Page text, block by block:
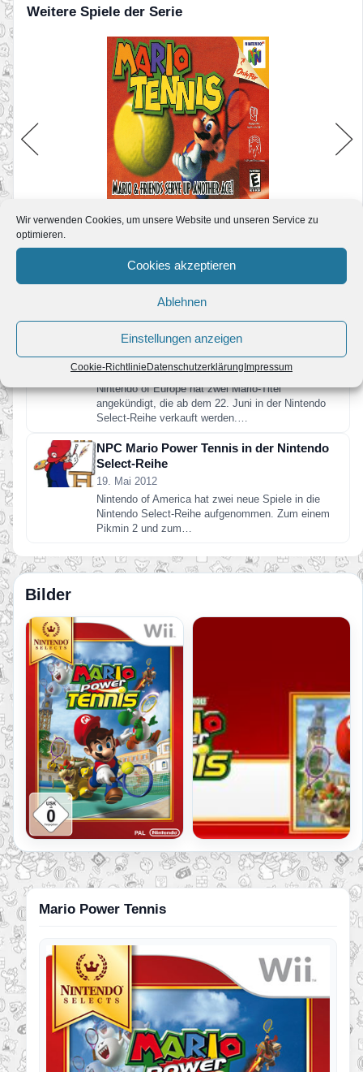
Wir verwenden Cookies, um unsere Website und unseren Service zu
optimieren.
Cookies akzeptieren
Ablehnen
Einstellungen anzeigen
Cookie-RichtlinieDatenschutzerklärungImpressum
Weitere Spiele der Serie
Mario Tennis (N64)
Zwei Mario-Titel ab Freitag in der Nintendo-
19. Juni 2012
Nintendo of Europe hat zwei Mario-Titel
angekündigt, die ab dem 22. Juni in der Nintendo
Select-Reihe verkauft werden.…
NPC Mario Power Tennis in der Nintendo
Select-Reihe
19. Mai 2012
Nintendo of America hat zwei neue Spiele in die
Nintendo Select-Reihe aufgenommen. Zum einem
Pikmin 2 und zum…
Bilder
Mario Power Tennis